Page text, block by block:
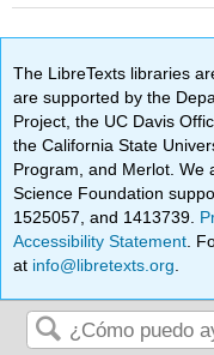
The LibreTexts libraries
are supported by the
Project, the UC Davis
the California State
Program, and Merlot. We
Science Foundation
1525057, and 1413739.
Accessibility Statement .
at info@libretexts.org